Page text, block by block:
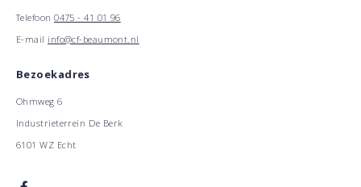
Telefoon0475 - 41 01 96
E-mail info@cf-beaumont.nl
Bezoekadres
Ohmweg 6
Industrieterrein De Berk
6101 WZ Echt